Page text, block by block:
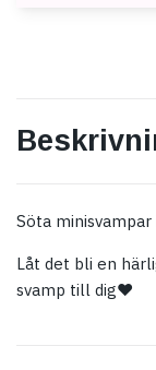
Söta
Låt det bli en
svamp till dig♥